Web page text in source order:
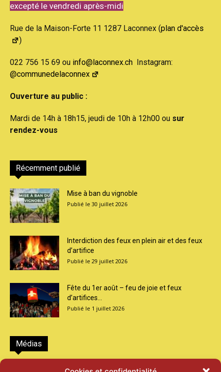
excepté le vendredi après-midi
Rue de la Maison-Forte 11 1287 Laconnex (plan d'accès
)
022 756 15 69 ou info@laconnex.ch Instagram:
@communedelaconnex
Ouverture au public :
Mardi de 14h à 18h15, jeudi de 10h à 12h00 ou sur
rendez-vous
Récemment publié
Mise à ban du vignoble
30 juillet 2026
Interdiction des feux en plein air et des feux
d’artifice
29 juillet 2026
Fête du 1er août – feu de joie et feux
d’artifices...
1 juillet 2026
Médias
2026 – Laiterie d’Orsières et Abbaye de St-